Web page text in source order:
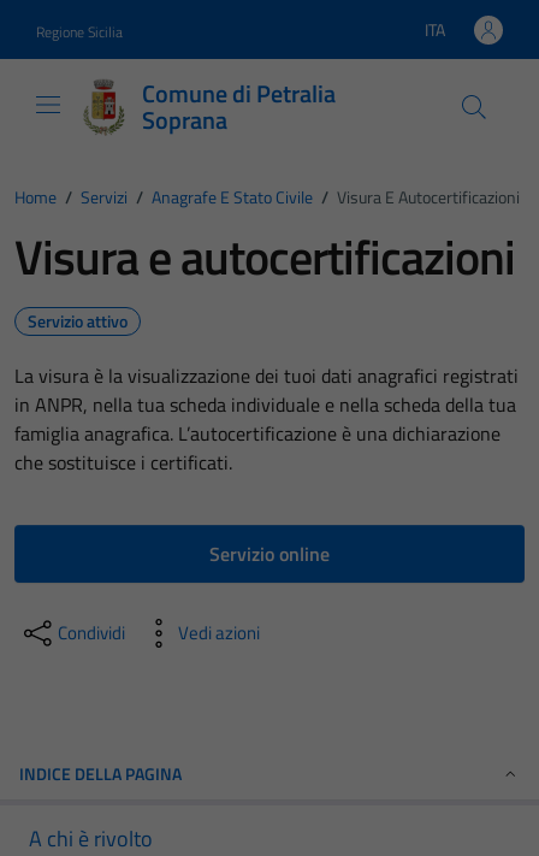
Regione Sicilia Lingua attiva:
ITA
Comune di Petralia
Soprana
Home / Servizi / Anagrafe E Stato Civile / Visura E Autocertificazioni
Visura e autocertificazioni
Servizio attivo
La visura è la visualizzazione dei tuoi dati anagrafici registrati
in ANPR, nella tua scheda individuale e nella scheda della tua
famiglia anagrafica. L’autocertificazione è una dichiarazione
che sostituisce i certificati.
Servizio online
Condividi Vedi azioni
INDICE DELLA PAGINA
A chi è rivolto